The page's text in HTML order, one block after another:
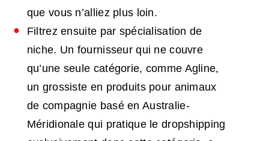
que vous n’alliez plus loin.
Filtrez ensuite par spécialisation de
niche. Un fournisseur qui ne couvre
qu’une seule catégorie, comme Agline,
un grossiste en produits pour animaux
de compagnie basé en Australie-
Méridionale qui pratique le dropshipping